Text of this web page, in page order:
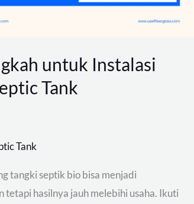
untuk Instalasi
Tank
Tank
tangki septik bio bisa menjadi
tetapi hasilnya jauh melebihi usaha. Ikuti